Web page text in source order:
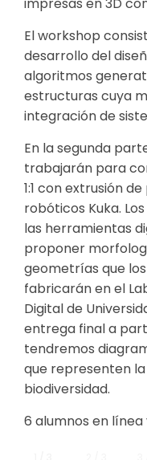
impresas en 3D
El workshop
desarrollo del
algoritmos
estructuras cuya
integración de
En la segunda
trabajarán para
1:1 con extrusión
robóticos Kuka.
las herramientas
proponer
geometrías que
fabricarán en el
Digital de
entrega final a
tendremos
que representen
biodiversidad.
6 alumnos en línea